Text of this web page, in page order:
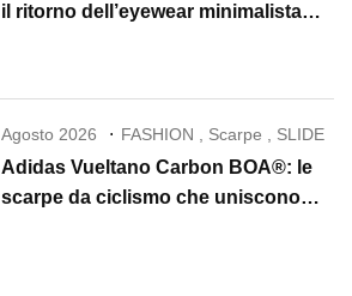
il ritorno dell’eyewear minimalista
Agosto 2026 FASHION Scarpe SLIDE
Adidas Vueltano Carbon BOA®: le
scarpe da ciclismo che uniscono